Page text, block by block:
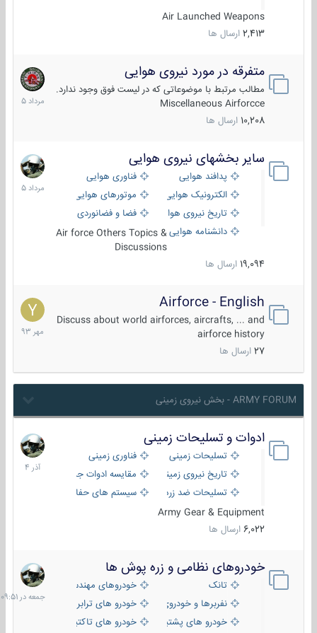
Air Launched Weapons
2,413 ارسال ها
متفرقه در مورد نیروی هوایی
مطالب مرتبط با موضوعاتی که در لیست فوق وجود ندارد.
Miscellaneous Airforcce
10,208 ارسال ها
7
مرداد
1405
سایر بخشهای نیروی هوایی
پدافند هوایی
فناوری هوایی
الکترونیک هوایی
موتورهای هوایی
تاریخ نیروی هوایی
فضا و فضانوردی
دانشنامه هواییAir force Others Topics &
Discussions
19,094 ارسال ها
2
مرداد
1405
Airforce - English
Discuss about world airforces, aircrafts, ... and
airforce history
27 ارسال ها
15
مهر
1393
ARMY FORUM - بخش نیروی زمینی
ادوات و تسلیحات زمینی
تسلیحات زمینی
فناوری زمینی
تاریخ نیروی زمینی
مقایسه ادوات جنگی
تسلیحات ضد زره
سیستم های حفاظت فعال
Army Gear & Equipment
6,022 ارسال ها
21
آذر
1404
خودروهای نظامی و زره پوش ها
تانک
خودروهای مهندسی
نفربرها و خودروی های رزمی پیاده نظام
خودرو های ترابری نظامی
خودرو های پشتیبانی آتش ، شناسایی و ضد تانک
خودرو های تاکتیکی نظامی
جمعه
در
09:51